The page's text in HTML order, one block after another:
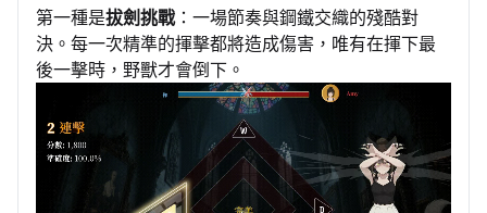
第一種是拔劍挑戰：一場節奏與鋼鐵交織的殘酷對
決。每一次精準的揮擊都將造成傷害，唯有在揮下最
後一擊時，野獸才會倒下。